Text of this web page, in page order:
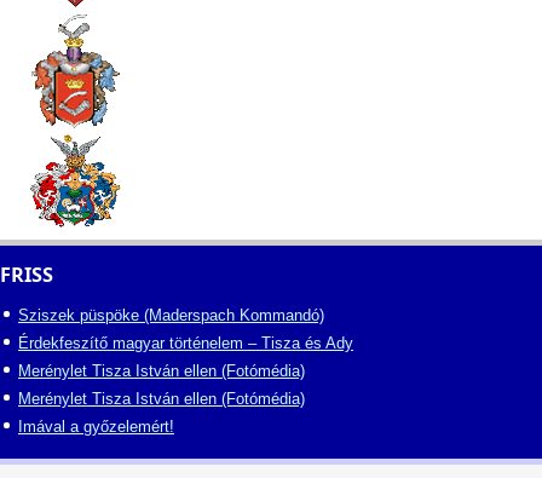
FRISS
Sziszek püspöke (Maderspach Kommandó)
Érdekfeszítő magyar történelem – Tisza és Ady
Merénylet Tisza István ellen (Fotómédia)
Merénylet Tisza István ellen (Fotómédia)
Imával a győzelemért!